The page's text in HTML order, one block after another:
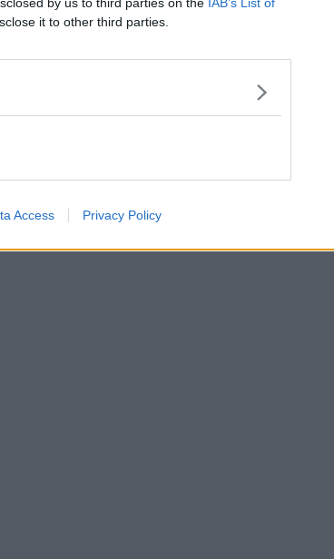
it to other third parties.
Access Privacy Policy
synlig
ikke også et bud på en sauce?